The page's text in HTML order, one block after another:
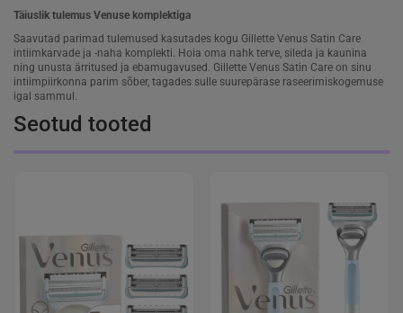
Täiuslik tulemus Venuse komplektiga
Saavutad parimad tulemused kasutades kogu Gillette Venus Satin Care
intiimkarvade ja -naha komplekti. Hoia oma nahk terve, sileda ja kaunina
ning unusta ärritused ja ebamugavused. Gillette Venus Satin Care on sinu
intiimpiirkonna parim sõber, tagades sulle suurepärase raseerimiskogemuse
igal sammul.
Seotud tooted